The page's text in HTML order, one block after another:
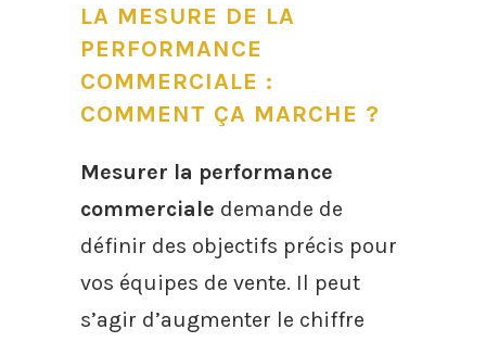
LA MESURE DE LA
PERFORMANCE
COMMERCIALE :
COMMENT ÇA MARCHE ?
Mesurer la performance
commerciale demande de
définir des objectifs précis pour
vos équipes de vente. Il peut
s’agir d’augmenter le chiffre